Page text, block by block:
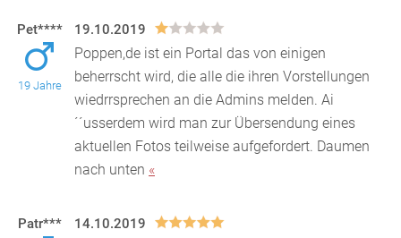
Pet****
19 Jahre
19.10.2019
Poppen,de ist ein Portal das von einigen
beherrscht wird, die alle die ihren Vorstellungen
wiedrrsprechen an die Admins melden. Ai
´´usserdem wird man zur Übersendung eines
aktuellen Fotos teilweise aufgefordert. Daumen
nach unten «
Patr*** 14.10.2019